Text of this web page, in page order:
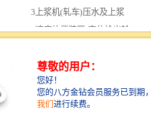
3上浆机(轧车)压水及上浆
4速度补偿装置(变位检出轮)
5线纱布校
可校正布区之线纱或线弧
6控制面板